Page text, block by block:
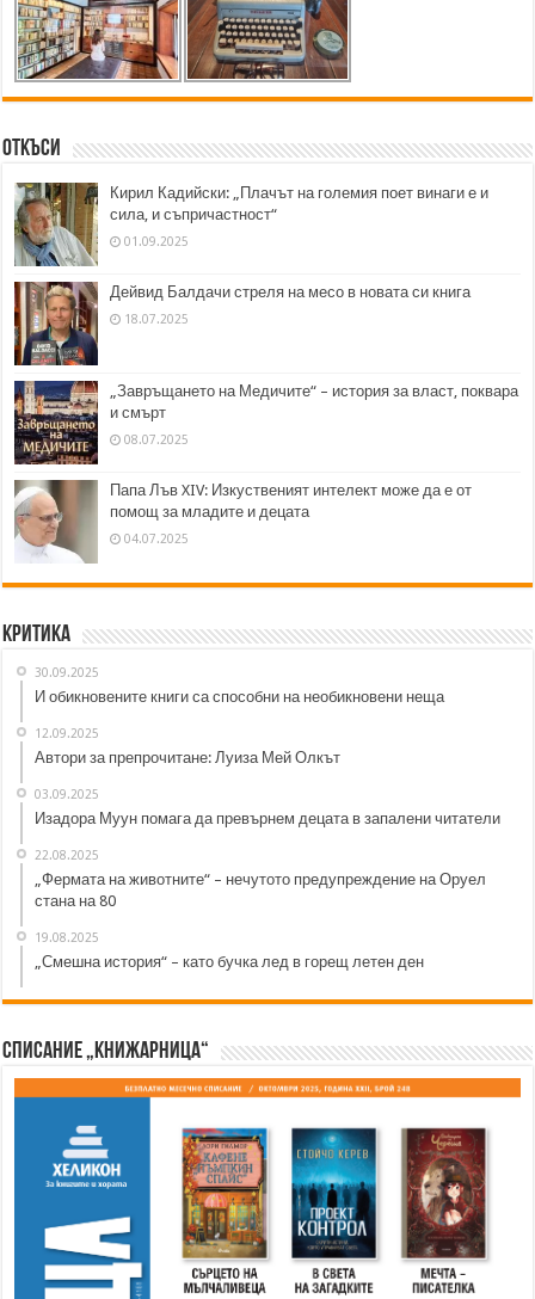
Откъси
Кирил Кадийски: „Плачът на големия поет винаги е и
сила, и съпричастност“
01.09.2025
Дейвид Балдачи стреля на месо в новата си книга
18.07.2025
„Завръщането на Медичите“ – история за власт, поквара
и смърт
08.07.2025
Папа Лъв XIV: Изкуственият интелект може да е от
помощ за младите и децата
04.07.2025
Критика
30.09.2025
И обикновените книги са способни на необикновени неща
12.09.2025
Автори за препрочитане: Луиза Мей Олкът
03.09.2025
Изадора Муун помага да превърнем децата в запалени читатели
22.08.2025
„Фермата на животните“ – нечутото предупреждение на Оруел
стана на 80
19.08.2025
„Смешна история“ – като бучка лед в горещ летен ден
Списание „Книжарница“